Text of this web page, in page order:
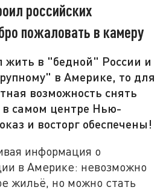
российских
пожаловать в камеру
жить в "бедной" России и
в Америке, то для
возможность снять
в самом центре Нью-
и восторг обеспечены!
информация о
в Америке: невозможно
жильё, но можно стать